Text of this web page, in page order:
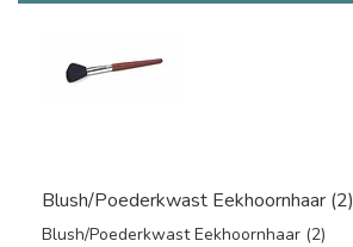
Blush/Poederkwast Eekhoornhaar (2)
Blush/Poederkwast Eekhoornhaar (2)